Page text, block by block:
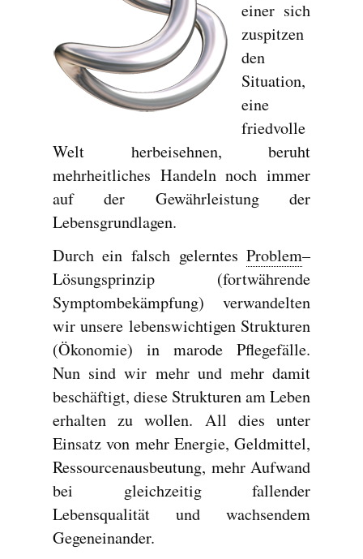
einer sich
zuspitzen
den
Situation,
eine
friedvolle
Welt herbeisehnen, beruht
mehrheitliches Handeln noch immer
auf der Gewährleistung der
Lebensgrundlagen.
Durch ein falsch gelerntesProblem–
Lösungsprinzip (fortwährende
Symptombekämpfung) verwandelten
wir unsere lebenswichtigen Strukturen
(Ökonomie) in marode Pflegefälle.
Nun sind wir mehr und mehr damit
beschäftigt, diese Strukturen am Leben
erhalten zu wollen. All dies unter
Einsatz von mehr Energie, Geldmittel,
Ressourcenausbeutung, mehr Aufwand
bei gleichzeitig fallender
Lebensqualität und wachsendem
Gegeneinander.